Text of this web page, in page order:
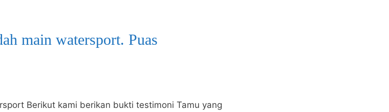
main watersport. Puas
Berikut kami berikan bukti testimoni Tamu yang